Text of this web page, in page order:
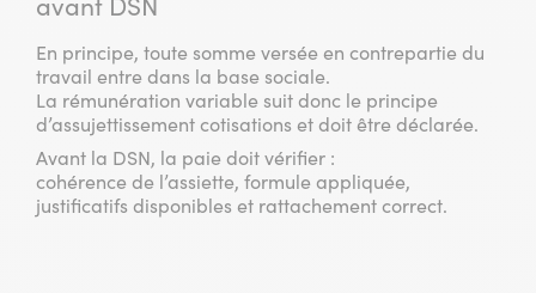
avant DSN
En principe, toute somme versée en contrepartie du
travail entre dans la base sociale.
La rémunération variable suit donc le principe
d’assujettissement cotisations et doit être déclarée.
Avant la DSN, la paie doit vérifier :
cohérence de l’assiette, formule appliquée,
justificatifs disponibles et rattachement correct.